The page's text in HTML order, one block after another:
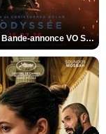
L'Odyssée Bande-annonce VO STFR